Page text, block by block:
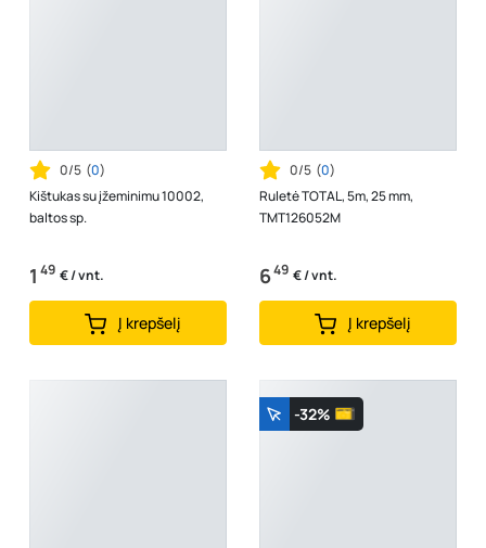
0/5 (0)
Kištukas su įžeminimu 10002,
baltos sp.
1 49 € / vnt.
Į krepšelį
0/5 (0)
Ruletė TOTAL, 5m, 25 mm,
TMT126052M
649 € / vnt.
Į krepšelį
-32%